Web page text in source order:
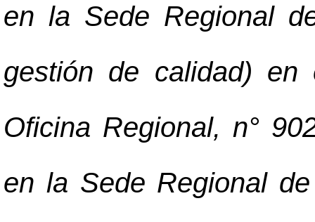
en la Sede Regional
gestión de calidad)
Oficina Regional, n°
en la Sede Regional